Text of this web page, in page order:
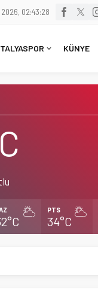
02:43:29
KÜNYE
PTS
34°C